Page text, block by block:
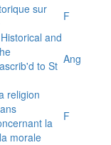
sur
F
and
to St Ang
religion
la
morale
F